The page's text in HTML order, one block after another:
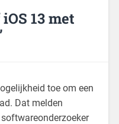
13 met
toe om een
Dat melden